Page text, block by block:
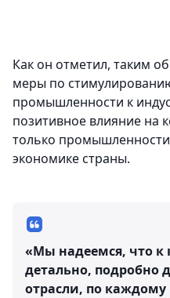
Как он отметил, таким
меры по
промышленности к
позитивное влияние на
только
экономике страны.
«Мы надеемся, что к
детально, подробно
отрасли, по